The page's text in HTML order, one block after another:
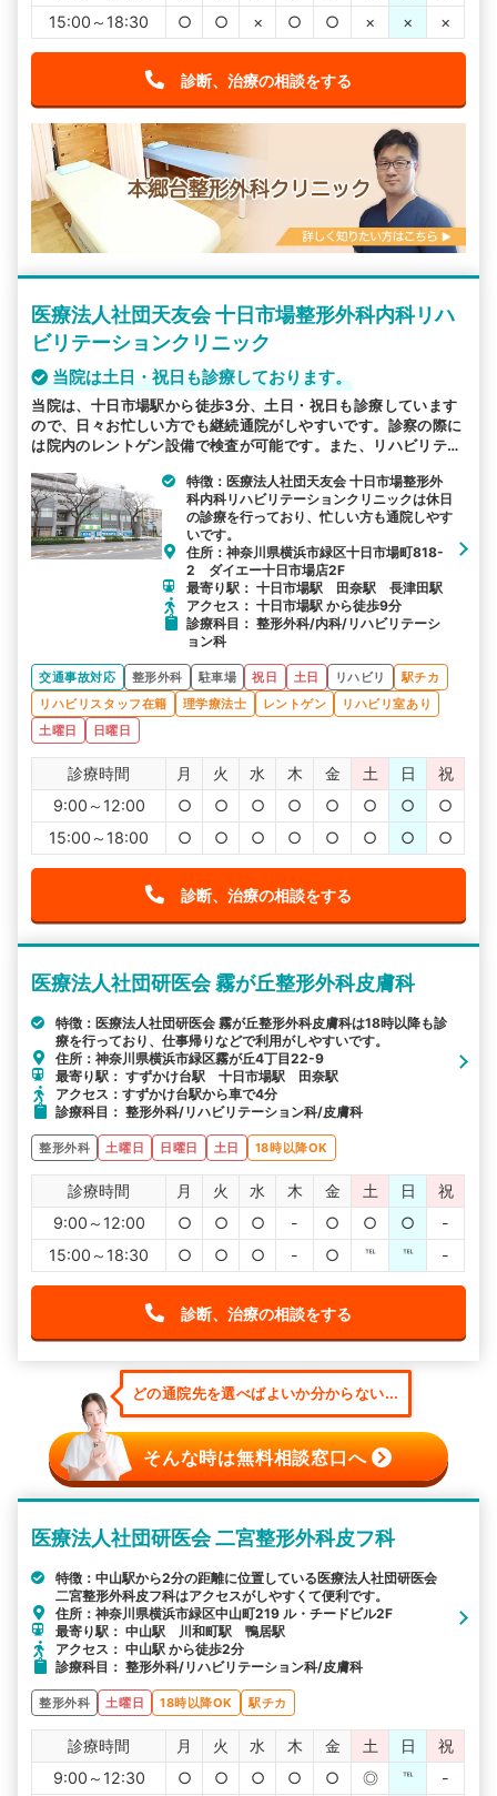
15:00～18:30
○ ○ × ○ ○ × × ×
診断、治療の相談をする
医療法人社団天友会 十日市場整形外科内科リハ
ビリテーションクリニック
当院は土日・祝日も診療しております。
当院は、十日市場駅から徒歩3分、土日・祝日も診療しています
ので、日々お忙しい方でも継続通院がしやすいです。診察の際に
は院内のレントゲン設備で検査が可能です。また、リハビリテー
が担当します。
特徴：医療法人社団天友会 十日市場整形外
科内科リハビリテーションクリニックは休日
の診療を行っており、忙しい方も通院しやす
いです。
住所：神奈川県横浜市緑区十日市場町818-
2 ダイエー十日市場店2F
最寄り駅： 十日市場駅 田奈駅 長津田駅
アクセス： 十日市場駅 から徒歩9分
診療科目： 整形外科/内科/リハビリテーシ
ョン科
交通事故対応 整形外科 駐車場 祝日 土日 リハビリ
駅チカ
リハビリスタッフ在籍
理学療法士 レントゲン
リハビリ室あり
土曜日
日曜日
診療時間 月 火 水 木 金 土 日
祝
9:00～12:00
○ ○ ○ ○ ○ ○ ○
○
15:00～18:00
○ ○ ○ ○ ○ ○ ○ ○
診断、治療の相談をする
医療法人社団研医会 霧が丘整形外科皮膚科
特徴：医療法人社団研医会 霧が丘整形外科皮膚科は18時以降も診
療を行っており、仕事帰りなどで利用がしやすいです。
住所：神奈川県横浜市緑区霧が丘4丁目22-9
最寄り駅： すずかけ台駅 十日市場駅 田奈駅
アクセス：すずかけ台駅から車で4分
診療科目： 整形外科/リハビリテーション科/皮膚科
整形外科 土曜日 日曜日 土日 18時以降OK
診療時間 月 火 水 木 金 土 日
祝
9:00～12:00
○ ○ ○ - ○ ○ ○
-
15:00～18:30
○ ○ ○ - ○ ℡ ℡ -
診断、治療の相談をする
どの通院先を選べばよいか分からない...
そんな時は無料相談窓口へ
医療法人社団研医会 二宮整形外科皮フ科
特徴：中山駅から2分の距離に位置している医療法人社団研医会
二宮整形外科皮フ科はアクセスがしやすくて便利です。
住所：神奈川県横浜市緑区中山町219 ル・チードビル2F
最寄り駅： 中山駅 川和町駅 鴨居駅
アクセス： 中山駅 から徒歩2分
診療科目： 整形外科/リハビリテーション科/皮膚科
整形外科 土曜日 18時以降OK 駅チカ
診療時間 月 火 水 木 金 土 日
祝
9:00～12:30
○ ○ ○ ○ ○ ◎ ℡ -